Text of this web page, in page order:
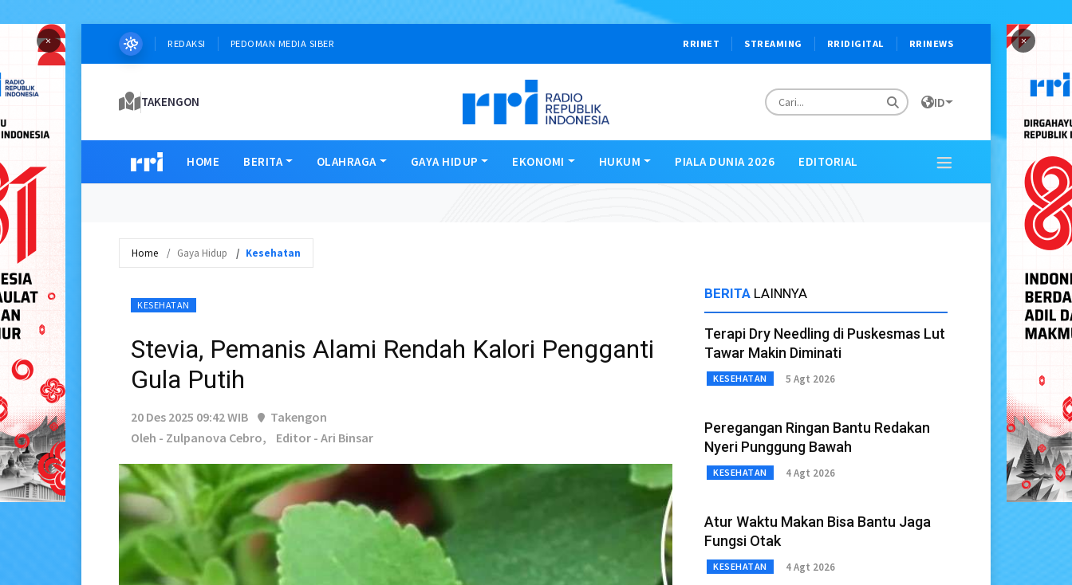
× ×
REDAKSI PEDOMAN MEDIA SIBER RRINET STREAMING RRIDIGITAL RRINEWS
TAKENGON ID
HOME BERITA OLAHRAGA GAYA HIDUP EKONOMI HUKUM PIALA DUNIA 2026 EDITORIAL
Home Gaya Hidup Kesehatan
KESEHATAN
Stevia, Pemanis Alami Rendah Kalori Pengganti
Gula Putih
20 Des 2025 09:42 WIB
Takengon
Oleh - Zulpanova Cebro,
Editor - Ari Binsar
BERITA LAINNYA
Terapi Dry Needling di Puskesmas Lut
Tawar Makin Diminati
KESEHATAN 5 Agt 2026
Peregangan Ringan Bantu Redakan
Nyeri Punggung Bawah
KESEHATAN 4 Agt 2026
Atur Waktu Makan Bisa Bantu Jaga
Fungsi Otak
KESEHATAN 4 Agt 2026